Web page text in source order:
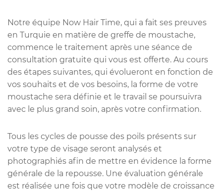
Notre équipe Now Hair Time, qui a fait ses preuves
en Turquie en matière de greffe de moustache,
commence le traitement après une séance de
consultation gratuite qui vous est offerte. Au cours
des étapes suivantes, qui évolueront en fonction de
vos souhaits et de vos besoins, la forme de votre
moustache sera définie et le travail se poursuivra
avec le plus grand soin, après votre confirmation.
Tous les cycles de pousse des poils présents sur
votre type de visage seront analysés et
photographiés afin de mettre en évidence la forme
générale de la repousse. Une évaluation générale
est réalisée une fois que votre modèle de croissance